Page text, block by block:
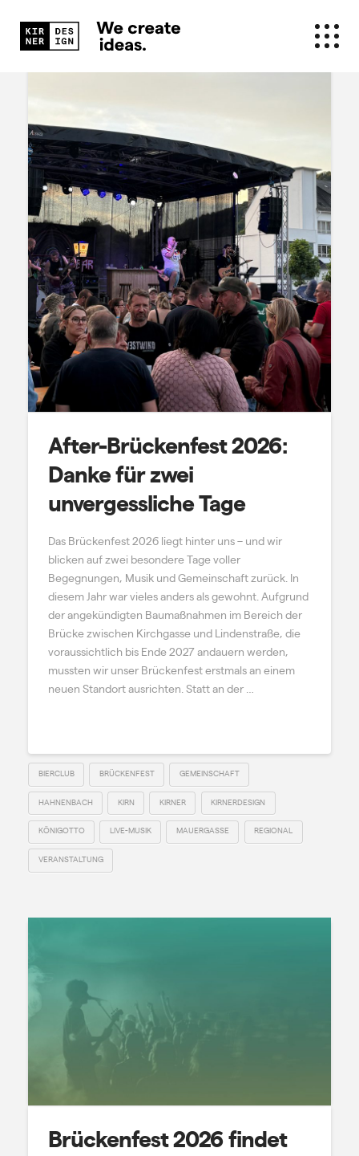
After-Brückenfest 2026:
Danke für zwei
unvergessliche Tage
Das Brückenfest 2026 liegt hinter uns – und wir
blicken auf zwei besondere Tage voller
Begegnungen, Musik und Gemeinschaft zurück. In
diesem Jahr war vieles anders als gewohnt. Aufgrund
der angekündigten Baumaßnahmen im Bereich der
Brücke zwischen Kirchgasse und Lindenstraße, die
voraussichtlich bis Ende 2027 andauern werden,
mussten wir unser Brückenfest erstmals an einem
neuen Standort ausrichten. Statt an der …
BIERCLUB BRÜCKENFEST GEMEINSCHAFT
HAHNENBACH KIRN KIRNER KIRNERDESIGN
KÖNIGOTTO LIVE-MUSIK MAUERGASSE REGIONAL
VERANSTALTUNG
Brückenfest 2026 findet